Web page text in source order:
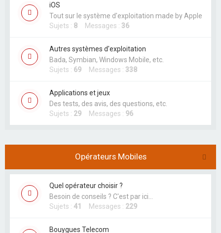
iOS
Tout sur le système d'exploitation made by Apple
Sujets : 8 Messages : 36
Autres systèmes d'exploitation
Bada, Symbian, Windows Mobile, etc.
Sujets : 69 Messages : 338
Applications et jeux
Des tests, des avis, des questions, etc.
Sujets : 29 Messages : 96
Opérateurs Mobiles
Quel opérateur choisir ?
Besoin de conseils ? C'est par ici...
Sujets : 41 Messages : 229
Bouygues Telecom